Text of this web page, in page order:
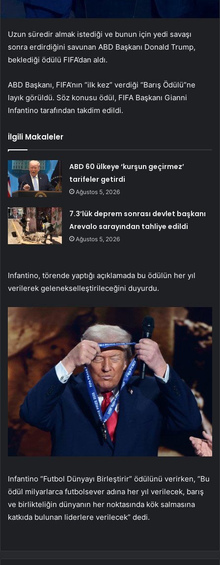
Uzun süredir almak istediği ve bunun için yedi savaşı
sonra erdirdiğini savunan ABD Başkanı Donald Trump,
beklediği ödülü FIFA’dan aldı.
ABD Başkanı, FIFA’nın “ilk kez” verdiği “Barış Ödülü”ne
layık görüldü. Söz konusu ödül, FIFA Başkanı Gianni
Infantino tarafından takdim edildi.
İlgili Makaleler
ABD 60 ülkeye ‘kurşun geçirmez’
tarifeler getirdi
Ağustos 5, 2026
7.3’lük deprem sonrası devlet başkanı
Arevalo sarayından tahliye edildi
Ağustos 5, 2026
Infantino, törende yaptığı açıklamada bu ödülün her yıl
verilerek gelenekselleştirileceğini duyurdu.
Infantino “Futbol Dünyayı Birleştirir” ödülünü verirken, “Bu
ödül milyarlarca futbolsever adına her yıl verilecek, barış
ve birlikteliğin dünyanın her noktasında kök salmasına
katkıda bulunan liderlere verilecek” dedi.